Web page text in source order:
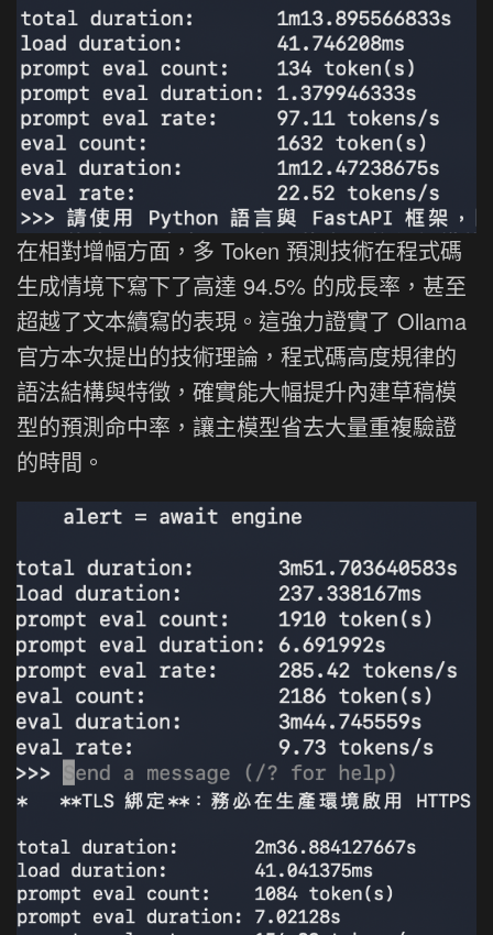
在相對增幅方面，多 Token 預測技術在程式碼
生成情境下寫下了高達 94.5% 的成長率，甚至
超越了文本續寫的表現。這強力證實了 Ollama
官方本次提出的技術理論，程式碼高度規律的
語法結構與特徵，確實能大幅提升內建草稿模
型的預測命中率，讓主模型省去大量重複驗證
的時間。